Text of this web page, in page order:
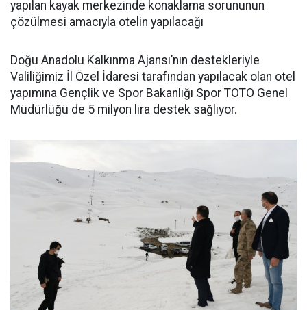
yapılan kayak merkezinde konaklama sorununun
çözülmesi amacıyla otelin yapılacağı
Doğu Anadolu Kalkınma Ajansı’nın destekleriyle
Valiliğimiz İl Özel İdaresi tarafından yapılacak olan otel
yapımına Gençlik ve Spor Bakanlığı Spor TOTO Genel
Müdürlüğü de 5 milyon lira destek sağlıyor.